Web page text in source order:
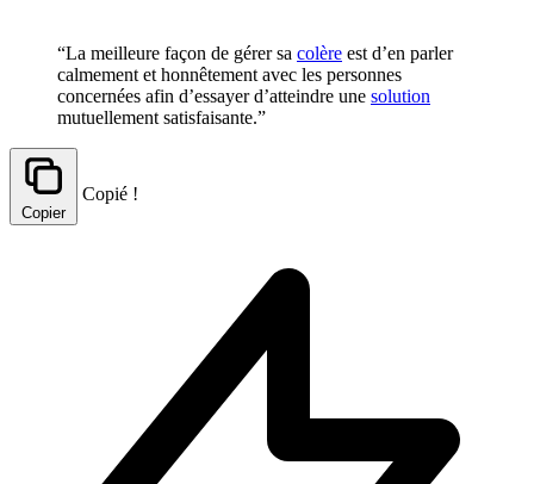
“La meilleure façon de gérer sa colère est d’en parler
calmement et honnêtement avec les personnes
concernées afin d’essayer d’atteindre une solution
mutuellement satisfaisante.”
Copier
Copié !